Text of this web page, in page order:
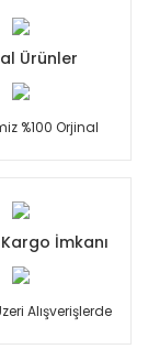
Ürünler
%100 Orjinal
İmkanı
Alışverişlerde